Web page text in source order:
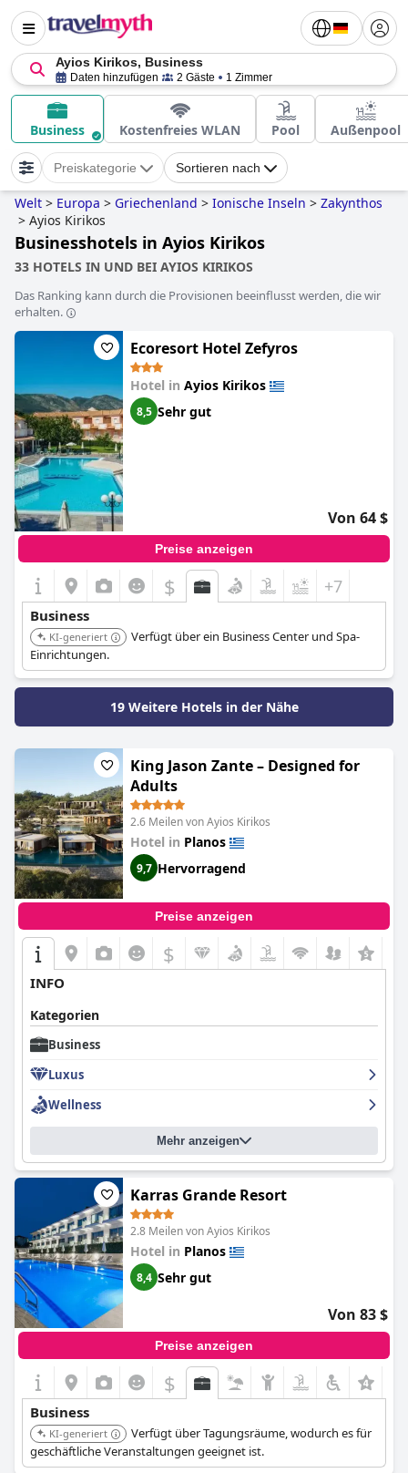
Ayios Kirikos, Business
Daten hinzufügen 2 Gäste 1 Zimmer
Business Kostenfreies WLAN Pool Außenpool
Preiskategorie Sortieren nach
Welt > Europa > Griechenland > Ionische Inseln > Zakynthos
> Ayios Kirikos
Businesshotels in Ayios Kirikos
33 HOTELS IN UND BEI AYIOS KIRIKOS
Das Ranking kann durch die Provisionen beeinflusst werden, die wir
erhalten.
Ecoresort Hotel Zefyros
Hotel in Ayios Kirikos
8,5 Sehr gut
Von 64 $
Preise anzeigen
$ +7
Business
KI-generiert
Verfügt über ein Business Center und Spa-
Einrichtungen.
19 Weitere Hotels in der Nähe
King Jason Zante – Designed for
Adults
2.6 Meilen von Ayios Kirikos
Hotel in Planos
9,7 Hervorragend
Preise anzeigen
$
INFO
Kategorien
Business
Luxus
Wellness
Mehr anzeigen
Karras Grande Resort
2.8 Meilen von Ayios Kirikos
Hotel in Planos
8,4 Sehr gut
Von 83 $
Preise anzeigen
$
Business
KI-generiert
Verfügt über Tagungsräume, wodurch es für
geschäftliche Veranstaltungen geeignet ist.